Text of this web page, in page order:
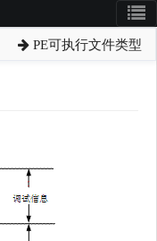
PE可执行文件类型